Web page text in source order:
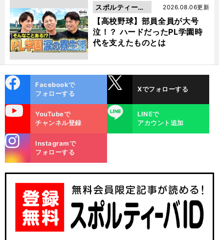
【高校野球】部員全員が大号
泣！？ ハードだったPL学園時
代を支えたものとは
2026.08.06更新
スポルティーバ
動画
ok
Facebookで
フォローする
Xでフォローする
YouTubeで
チャンネル登録
LINE
LINEで
アカウント追加
m
Instagramで
フォローする